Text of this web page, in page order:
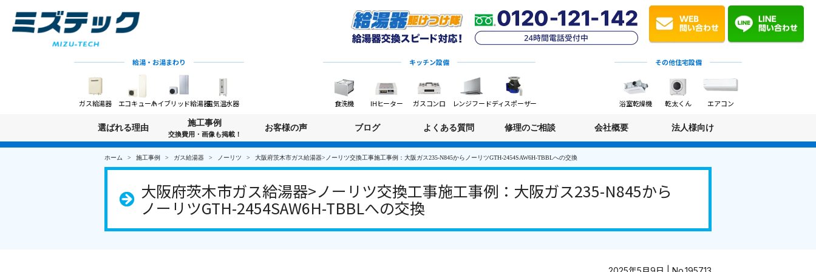
給湯・お湯まわり
ガス給湯器 エコキュートハイブリッド給湯器電気温水器
キッチン設備
食洗機 IHヒーター ガスコンロ レンジフードディスポーザー
その他住宅設備
浴室乾燥機 乾太くん エアコン
選ばれる理由
施工事例
交換費用・画像も掲載！
お客様の声 ブログ よくある質問 修理のご相談 会社概要 法人様向け
ホーム 施工事例 ガス給湯器 ノーリツ 大阪府茨木市ガス給湯器>ノーリツ交換工事施工事例：大阪ガス235-N845からノーリツGTH-2454SAW6H-TBBLへの交換
大阪府茨木市ガス給湯器>ノーリツ交換工事施工事例：大阪ガス235-N845から
ノーリツGTH-2454SAW6H-TBBLへの交換